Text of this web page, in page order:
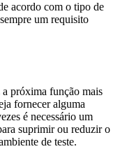
acordo com o tipo de
um requisito
próxima função mais
fornecer alguma
é necessário um
suprimir ou reduzir o
de teste.